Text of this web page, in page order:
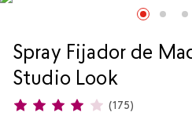
Spray Fijador de
Studio Look
(175)